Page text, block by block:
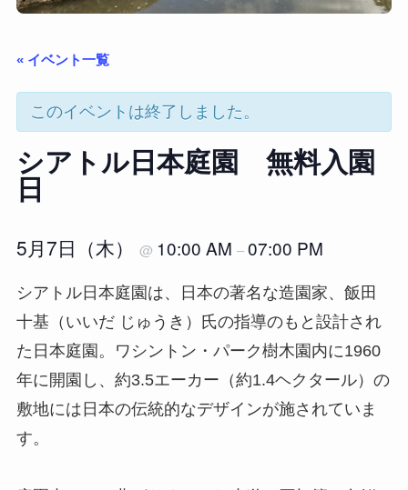
« イベント一覧
このイベントは終了しました。
シアトル日本庭園 無料入園
日
5月7日（木） @ 10:00 AM –07:00 PM
シアトル日本庭園は、日本の著名な造園家、飯田
十基（いいだ じゅうき）氏の指導のもと設計され
た日本庭園。ワシントン・パーク樹木園内に1960
年に開園し、約3.5エーカー（約1.4ヘクタール）の
敷地には日本の伝統的なデザインが施されていま
す。